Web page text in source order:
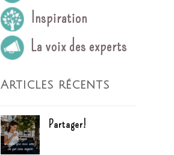
Inspiration
La voix des experts
Articles récents
Partager!